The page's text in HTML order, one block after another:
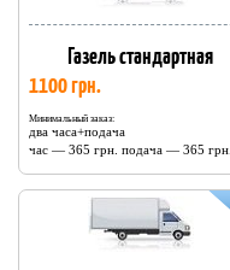
Газель стандартная
1100 грн.
Минимальный заказ:
два часа+подача
час — 365 грн. подача — 365 грн.